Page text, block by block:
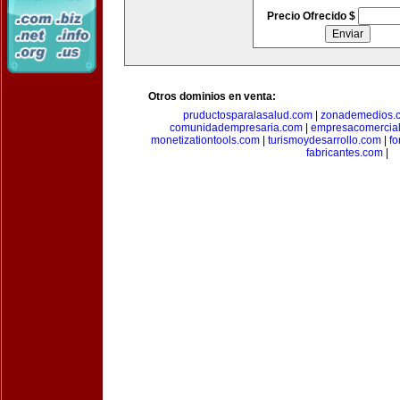
Precio Ofrecido $
Otros dominios en venta:
pruductosparalasalud.com|
comunidadempresaria.com
monetizationtools.com| turismoydesarrollo.com|
fabricantes.com